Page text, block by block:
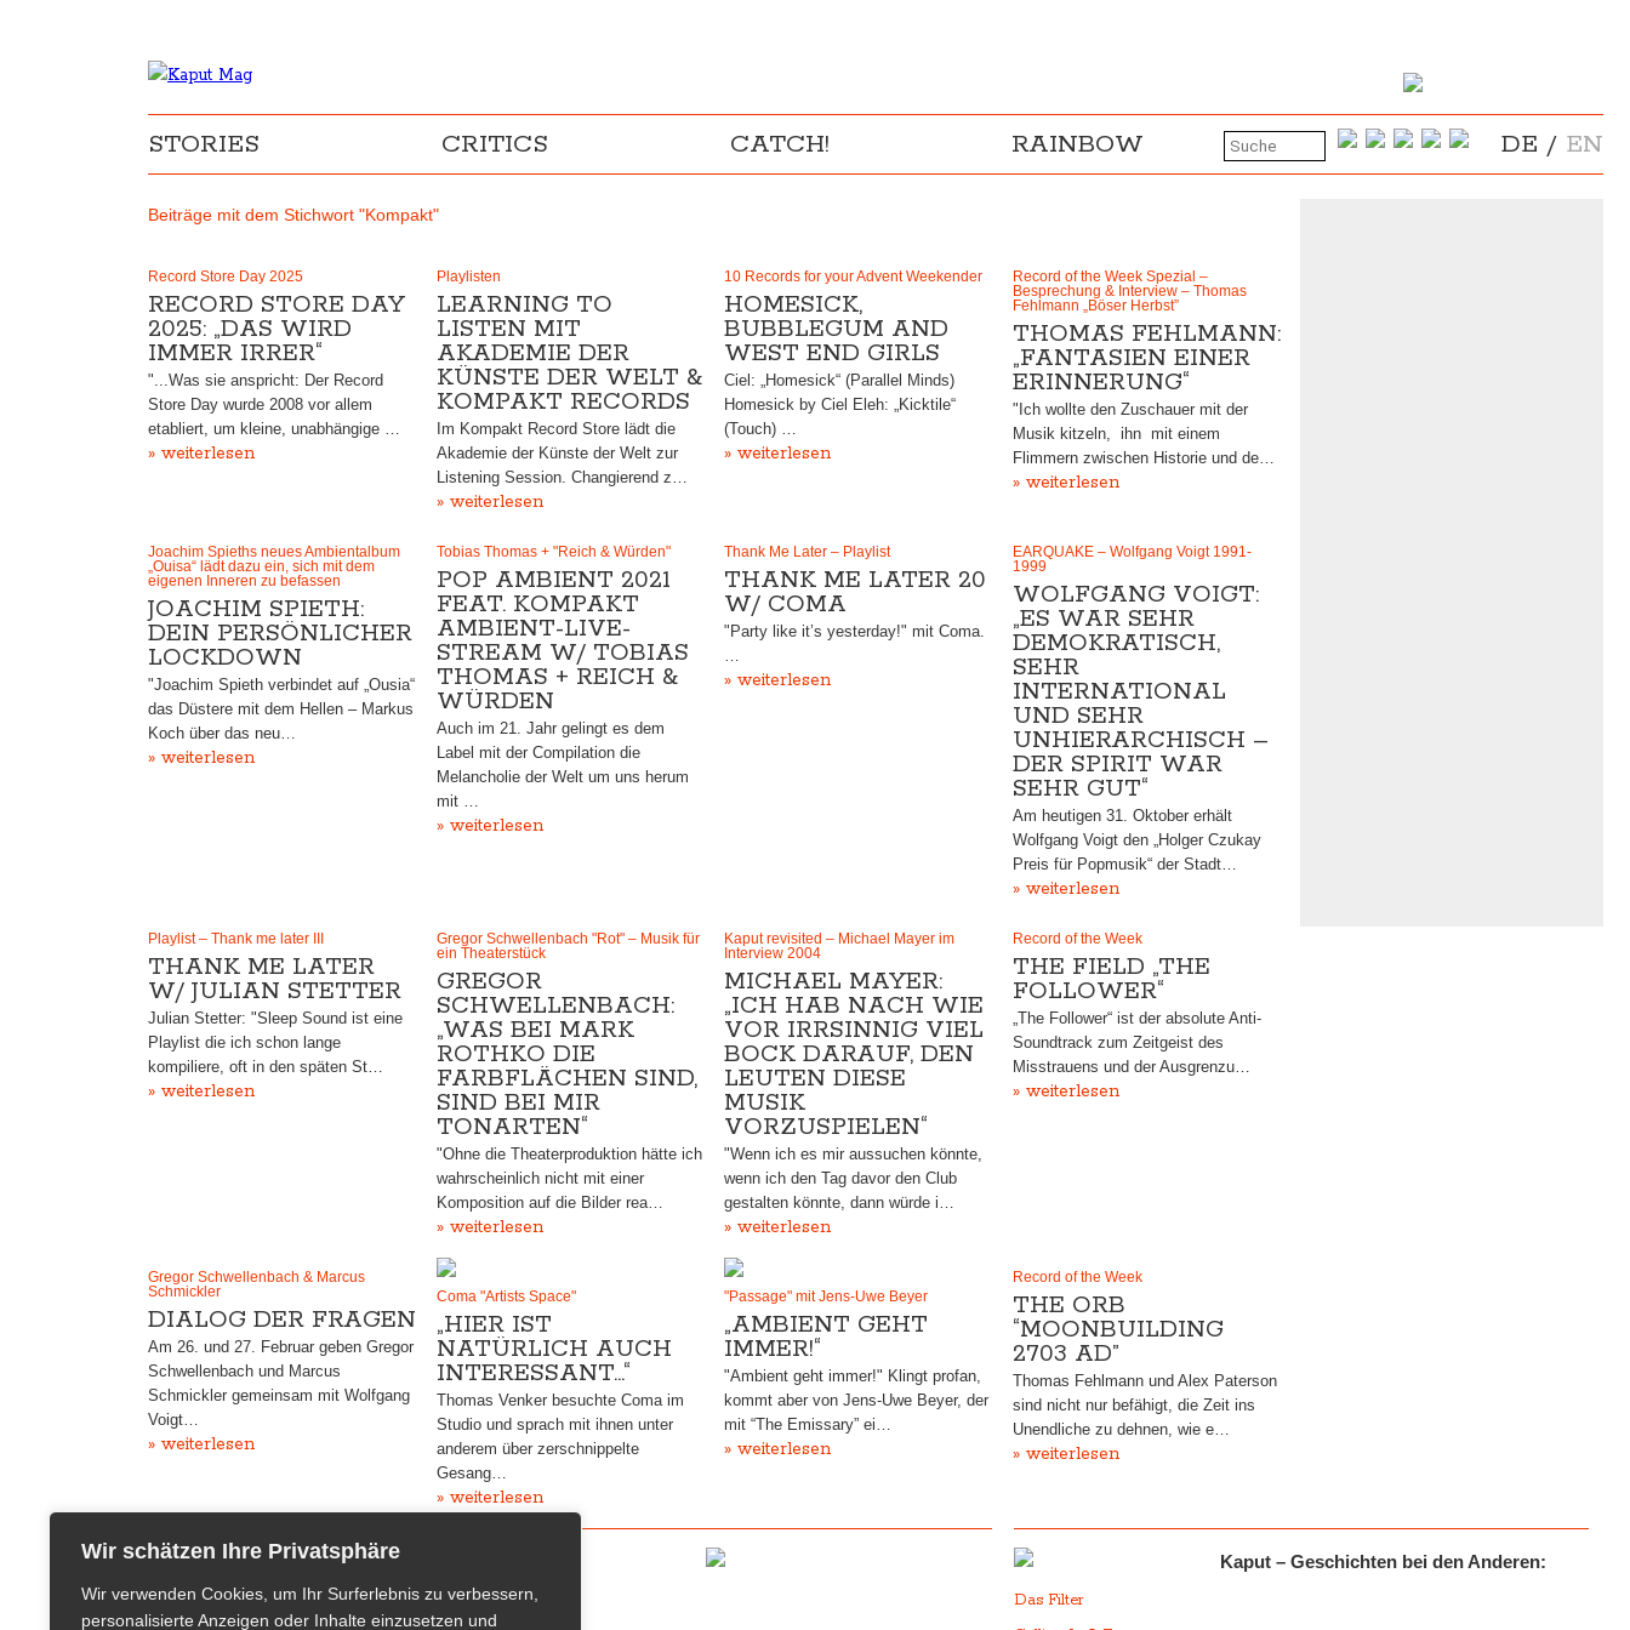
Wir schätzen Ihre Privatsphäre
Wir verwenden Cookies, um Ihr Surferlebnis zu verbessern,
personalisierte Anzeigen oder Inhalte einzusetzen und
STORIES CRITICS CATCH! RAINBOW DE / EN
Beiträge mit dem Stichwort "Kompakt"
Record Store Day 2025
RECORD STORE DAY
2025: „DAS WIRD
IMMER IRRER“
"...Was sie anspricht: Der Record
Store Day wurde 2008 vor allem
etabliert, um kleine, unabhängige …
» weiterlesen
Playlisten
LEARNING TO
LISTEN MIT
AKADEMIE DER
KÜNSTE DER WELT &
KOMPAKT RECORDS
Im Kompakt Record Store lädt die
Akademie der Künste der Welt zur
Listening Session. Changierend z…
» weiterlesen
10 Records for your Advent Weekender
HOMESICK,
BUBBLEGUM AND
WEST END GIRLS
Ciel: „Homesick“ (Parallel Minds)
Homesick by Ciel Eleh: „Kicktile“
(Touch) …
» weiterlesen
Record of the Week Spezial –
Besprechung & Interview – Thomas
Fehlmann „Böser Herbst”
THOMAS FEHLMANN:
„FANTASIEN EINER
ERINNERUNG“
"Ich wollte den Zuschauer mit der
Musik kitzeln, ihn mit einem
Flimmern zwischen Historie und de…
» weiterlesen
Joachim Spieths neues Ambientalbum
„Ouisa“ lädt dazu ein, sich mit dem
eigenen Inneren zu befassen
JOACHIM SPIETH:
DEIN PERSÖNLICHER
LOCKDOWN
"Joachim Spieth verbindet auf „Ousia“
das Düstere mit dem Hellen – Markus
Koch über das neu…
» weiterlesen
Tobias Thomas + "Reich & Würden"
POP AMBIENT 2021
FEAT. KOMPAKT
AMBIENT-LIVE-
STREAM W/ TOBIAS
THOMAS + REICH &
WÜRDEN
Auch im 21. Jahr gelingt es dem
Label mit der Compilation die
Melancholie der Welt um uns herum
mit …
» weiterlesen
Thank Me Later – Playlist
THANK ME LATER 20
W/ COMA
"Party like it’s yesterday!" mit Coma.
…
» weiterlesen
EARQUAKE – Wolfgang Voigt 1991-
1999
WOLFGANG VOIGT:
„ES WAR SEHR
DEMOKRATISCH,
SEHR
INTERNATIONAL
UND SEHR
UNHIERARCHISCH –
DER SPIRIT WAR
SEHR GUT“
Am heutigen 31. Oktober erhält
Wolfgang Voigt den „Holger Czukay
Preis für Popmusik“ der Stadt…
» weiterlesen
Playlist – Thank me later III
THANK ME LATER
W/ JULIAN STETTER
Julian Stetter: "Sleep Sound ist eine
Playlist die ich schon lange
kompiliere, oft in den späten St…
» weiterlesen
Gregor Schwellenbach "Rot" – Musik für
ein Theaterstück
GREGOR
SCHWELLENBACH:
„WAS BEI MARK
ROTHKO DIE
FARBFLÄCHEN SIND,
SIND BEI MIR
TONARTEN“
"Ohne die Theaterproduktion hätte ich
wahrscheinlich nicht mit einer
Komposition auf die Bilder rea…
» weiterlesen
Kaput revisited – Michael Mayer im
Interview 2004
MICHAEL MAYER:
„ICH HAB NACH WIE
VOR IRRSINNIG VIEL
BOCK DARAUF, DEN
LEUTEN DIESE
MUSIK
VORZUSPIELEN“
"Wenn ich es mir aussuchen könnte,
wenn ich den Tag davor den Club
gestalten könnte, dann würde i…
» weiterlesen
Record of the Week
THE FIELD „THE
FOLLOWER“
„The Follower“ ist der absolute Anti-
Soundtrack zum Zeitgeist des
Misstrauens und der Ausgrenzu…
» weiterlesen
Gregor Schwellenbach & Marcus
Schmickler
DIALOG DER FRAGEN
Am 26. und 27. Februar geben Gregor
Schwellenbach und Marcus
Schmickler gemeinsam mit Wolfgang
Voigt…
» weiterlesen
Coma "Artists Space"
„HIER IST
NATÜRLICH AUCH
INTERESSANT…“
Thomas Venker besuchte Coma im
Studio und sprach mit ihnen unter
anderem über zerschnippelte
Gesang…
» weiterlesen
"Passage" mit Jens-Uwe Beyer
„AMBIENT GEHT
IMMER!“
"Ambient geht immer!" Klingt profan,
kommt aber von Jens-Uwe Beyer​, der
mit “The Emissary” ei…
» weiterlesen
Record of the Week
THE ORB
“MOONBUILDING
2703 AD”
Thomas Fehlmann und Alex Paterson
sind nicht nur befähigt, die Zeit ins
Unendliche zu dehnen, wie e…
» weiterlesen
Kaput – Geschichten bei den Anderen:
Das Filter